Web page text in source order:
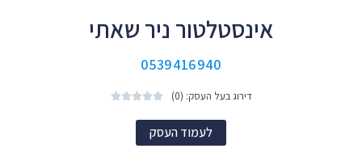
אינסטלטור ניר שאתי
0539416940
דירוג בעל העסק: (0) 




לעמוד העסק